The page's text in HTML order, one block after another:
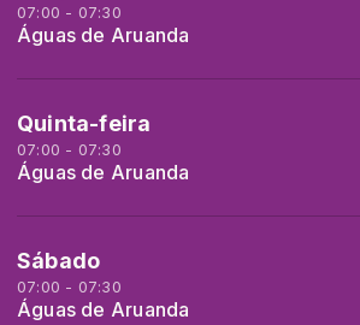
07:00 - 07:30
Águas de Aruanda
Quinta-feira
07:00 - 07:30
Águas de Aruanda
Sábado
07:00 - 07:30
Águas de Aruanda